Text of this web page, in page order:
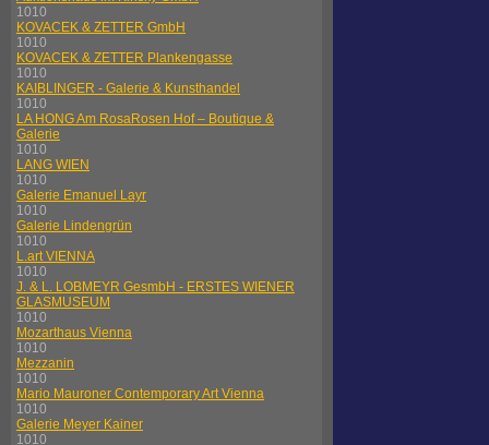
1010
KOVACEK & ZETTER GmbH
1010
KOVACEK & ZETTER Plankengasse
1010
KAIBLINGER - Galerie & Kunsthandel
1010
LA HONG Am RosaRosen Hof – Boutique &
Galerie
1010
LANG WIEN
1010
Galerie Emanuel Layr
1010
Galerie Lindengrün
1010
L.art VIENNA
1010
J. & L. LOBMEYR GesmbH - ERSTES WIENER
GLASMUSEUM
1010
Mozarthaus Vienna
1010
Mezzanin
1010
Mario Mauroner Contemporary Art Vienna
1010
Galerie Meyer Kainer
1010